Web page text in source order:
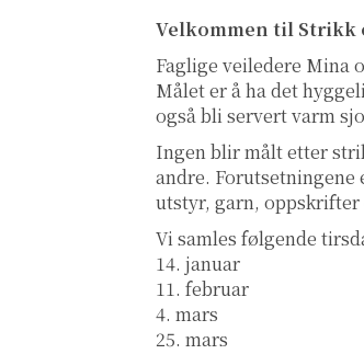
Velkommen til Strikk
Faglige veiledere Mina
Målet er å ha det
også bli servert varm
Ingen blir målt etter
andre. Forutsetningene
utstyr, garn, oppskrifter
Vi samles følgende
14. januar
11. februar
4. mars
25. mars